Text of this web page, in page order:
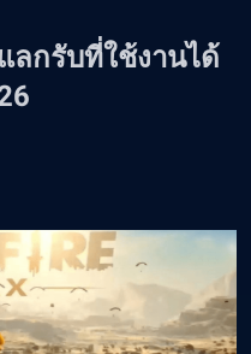
ลกรับที่ใช้งานได้